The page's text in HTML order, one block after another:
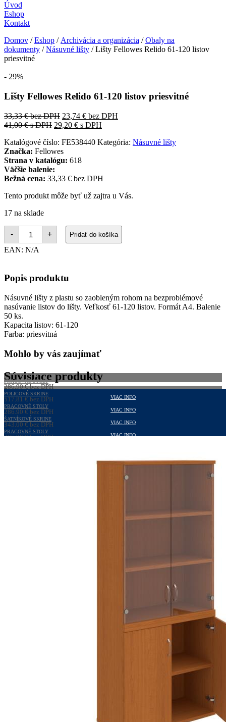
Úvod
Eshop
Kontakt
Domov /Eshop / Archivácia a organizácia /Obaly na
dokumenty /Násuvné lišty / Lišty Fellowes Relido 61-120 listov
priesvitné
- 29%
Lišty Fellowes Relido 61-120 listov priesvitné
33,33€bez DPH 23,74 € bez DPH
41,00€s DPH 29,20 € s DPH
Katalógové číslo: FE538440 Kategória: Násuvné lišty
Značka: Fellowes
Strana v katalógu: 618
Väčšie balenie:
Bežná cena: 33,33 € bez DPH
Tento produkt môže byť už zajtra u Vás.
17 na sklade
-
množstvo
Lišty
Fellowes
Relido
listov
priesvitné
+ Pridať do košíka
EAN: N/A
Popis produktu
Násuvné lišty z plastu so zaobleným rohom na bezproblémové
nasúvanie listov do lišty. Veľkosť 61-120 listov. Formát A4. Balenie
50 ks.
Kapacita listov: 61-120
Farba: priesvitná
Mohlo by vás zaujímať
Súvisiace produkty
PRACOVNÉ STOLY
286,90€bez DPH
352,89€s DPH VIAC INFO
POLICOVÉ SKRINE
517,81€bez DPH
636,91€s DPH VIAC INFO
PRACOVNÉ STOLY
286,90€bez DPH
352,89€s DPH VIAC INFO
ŠATNÍKOVÉ SKRINE
343,00€bez DPH
421,89€s DPH VIAC INFO
PRACOVNÉ STOLY
286,90€bez DPH